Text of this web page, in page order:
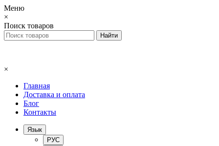
Меню
×
Поиск товаров
×
Главная
Доставка и оплата
Блог
Контакты
Язык
РУС